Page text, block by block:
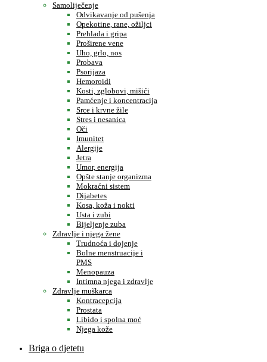
Samoliječenje
Odvikavanje od pušenja
Opekotine, rane, ožiljci
Prehlada i gripa
Proširene vene
Uho, grlo, nos
Probava
Psorijaza
Hemoroidi
Kosti, zglobovi, mišići
Pamćenje i koncentracija
Srce i krvne žile
Stres i nesanica
Oči
Imunitet
Alergije
Jetra
Umor, energija
Opšte stanje organizma
Mokraćni sistem
Dijabetes
Kosa, koža i nokti
Usta i zubi
Bijeljenje zuba
Zdravlje i njega žene
Trudnoća i dojenje
Bolne menstruacije i
PMS
Menopauza
Intimna njega i zdravlje
Zdravlje muškarca
Kontracepcija
Prostata
Libido i spolna moć
Njega kože
Briga o djetetu